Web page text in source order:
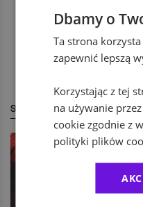
STREFA EKSPERTA
Dbamy o
Ta strona
zapewnić lepszą
Korzystając z tej
na używanie
cookie zgodnie z
polityki plików